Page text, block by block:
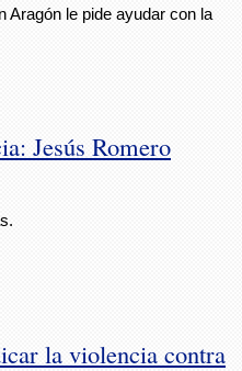
Aragón le pide ayudar con la
Jesús Romero
la violencia contra